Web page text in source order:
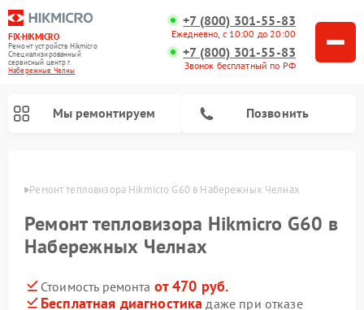
FIX-HIKMICRO
Ремонт устройств Hikmicro
Специализированный
cервисный центр г.
Набережные Челны
+7 (800) 301-55-83
Ежедневно, с 10:00 до 20:00
+7 (800) 301-55-83
Звонок бесплатный по РФ
Мы ремонтируем Позвонить
Ремонт тепловизора Hikmicro G60 в Набережных Челнах
Ремонт тепловизора Hikmicro G60 в
Набережных Челнах
Стоимость ремонта от 470 руб.
Бесплатная диагностика даже при отказе